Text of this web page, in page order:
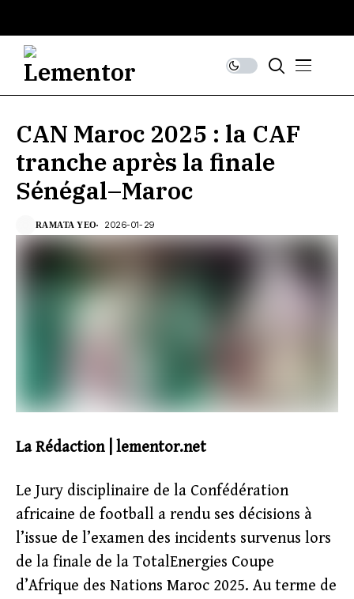
CAN Maroc 2025 : la CAF
tranche après la finale
Sénégal–Maroc
RAMATA YEO 2026-01-29
La Rédaction | lementor.net
Le Jury disciplinaire de la Confédération
africaine de football a rendu ses décisions à
l’issue de l’examen des incidents survenus lors
de la finale de la TotalEnergies Coupe
d’Afrique des Nations Maroc 2025. Au terme de